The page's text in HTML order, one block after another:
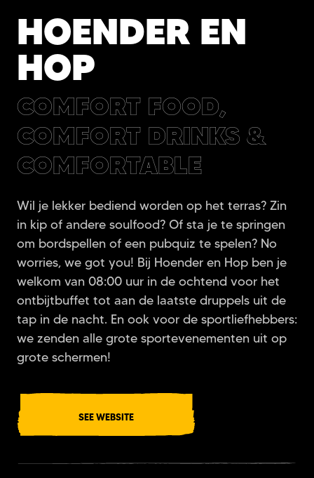
HOENDER EN
HOP
COMFORT FOOD,
COMFORT DRINKS &
COMFORTABLE
Wil je lekker bediend worden op het terras? Zin
in kip of andere soulfood? Of sta je te springen
om bordspellen of een pubquiz te spelen? No
worries, we got you! Bij Hoender en Hop ben je
welkom van 08:00 uur in de ochtend voor het
ontbijtbuffet tot aan de laatste druppels uit de
tap in de nacht. En ook voor de sportliefhebbers:
we zenden alle grote sportevenementen uit op
grote schermen!
SEE WEBSITE